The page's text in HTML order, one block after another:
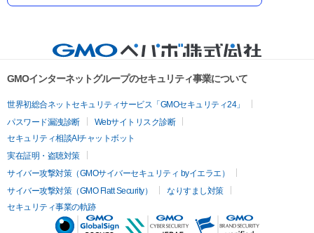
GMOインターネットグループのセキュリティ事業について
世界初総合ネットセキュリティサービス「GMOセキュリティ24」
パスワード漏洩診断
Webサイトリスク診断
セキュリティ相談AIチャットボット
実在証明・盗聴対策
サイバー攻撃対策（GMOサイバーセキュリティ byイエラエ）
サイバー攻撃対策（GMO Flatt Security）
なりすまし対策
セキュリティ事業の軌跡